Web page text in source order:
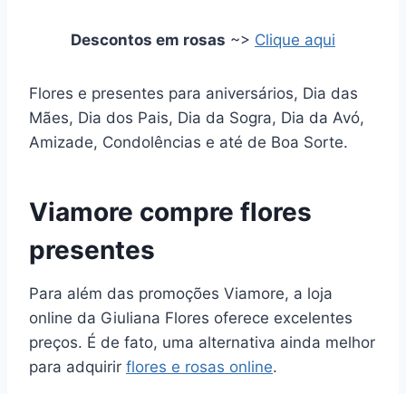
Descontos em rosas ~> Clique aqui
Flores e presentes para aniversários, Dia das
Mães, Dia dos Pais, Dia da Sogra, Dia da Avó,
Amizade, Condolências e até de Boa Sorte.
Viamore compre flores
presentes
Para além das promoções Viamore, a loja
online da Giuliana Flores oferece excelentes
preços. É de fato, uma alternativa ainda melhor
para adquirir flores e rosas online.